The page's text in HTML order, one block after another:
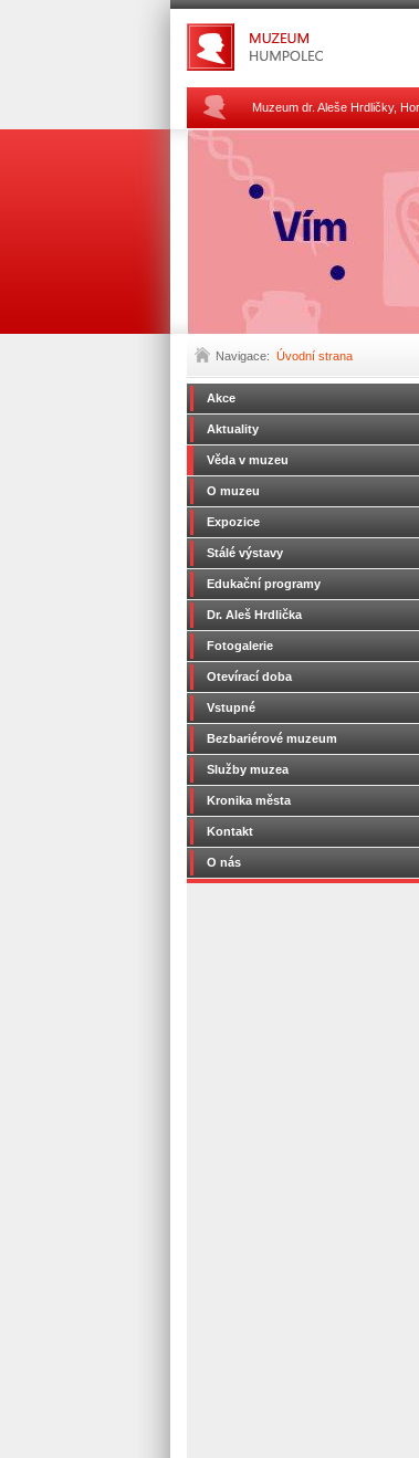
Muzeum dr. Aleše Hrdličky,
Navigace: Úvodní strana
Akce
Aktuality
Věda v muzeu
O muzeu
Expozice
Stálé výstavy
Edukační programy
Dr. Aleš Hrdlička
Fotogalerie
Otevírací doba
Vstupné
Bezbariérové muzeum
Služby muzea
Kronika města
Kontakt
O nás